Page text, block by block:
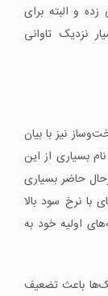
و البته برای
نزدیک تاوانی
نیز با بیان
بسیاری از این
حاضر بسیاری
با نرخ سود بالا
اولیه خود به
باعث تضعیف